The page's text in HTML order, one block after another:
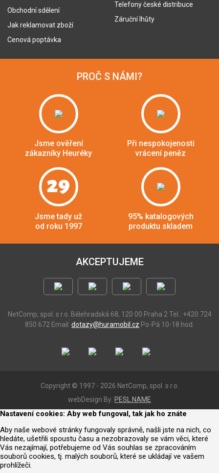
Obchodní sdělení
Jak reklamovat zboží
Cenová poptávka
Telefony české distribuce
Záruční lhůty
PROČ S NÁMI?
Jsme ověření
zákazníky Heuréky
Při nespokojenosti
vrácení peněz
29
Jsme tady už
od roku 1997
95% katalogových
produktu skladem
AKCEPTUJEME
NetComp, spol. s r.o. Bělehradská 68, 120 00 Praha 2 Tel.: +420 724
850 672 Email: dotazy@huramobil.cz Po-Pá 10-18 hod.
Copyright © 1997 - 2026 NetComp, spol. s r.o.
webDesign By: PESL.NAME
Nastavení cookies: Aby web fungoval, tak jak ho znáte
Aby naše webové stránky fungovaly správně, našli jste na nich, co
hledáte, ušetřili spoustu času a nezobrazovaly se vám věci, které
Vás nezajímají, potřebujeme od Vás souhlas se zpracováním
souborů cookies, tj. malých souborů, které se ukládají ve vašem
prohlížeči.